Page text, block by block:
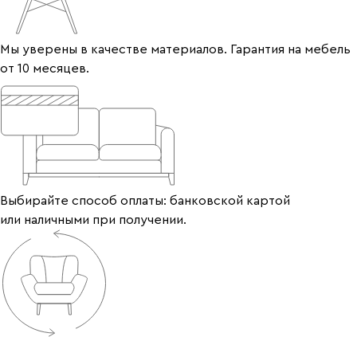
Мы уверены в качестве материалов. Гарантия на мебель
от 10 месяцев.
Выбирайте способ оплаты: банковской картой
или наличными при получении.